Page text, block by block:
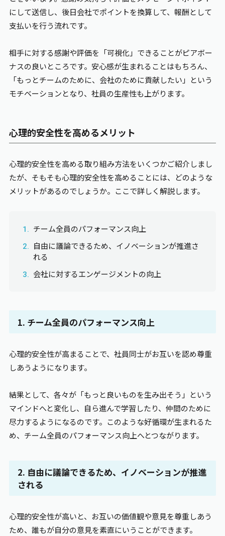
にして送信し、後日会社でポイントを換算して、報酬として
支払いを行う流れです。
相手に対する感謝や評価を「可視化」できることがピアボー
ナスの良いところです。安心感が生まれることはもちろん、
「もっとチームのために、会社のために貢献したい」という
モチベーションとなり、社員の生産性も上がります。
心理的安全性を高めるメリット
心理的安全性を高める取り組み方法をいくつかご紹介しまし
たが、そもそも心理的安全性を高めることには、どのような
メリットがあるのでしょうか。ここで詳しく解説します。
チーム全員のパフォーマンス向上
自由に議論できるため、イノベーションが推進さ
れる
会社に対するエンゲージメントの向上
1. チーム全員のパフォーマンス向上
心理的安全性が高まることで、社員同士がお互いを認め尊重
しあうようになります。
結果として、各々が「もっと良いものを生み出そう」という
マインドへと変化し、自ら進んで学習したり、仲間のために
尽力するようになるのです。このような好循環が生まれるた
め、チーム全員のパフォーマンス向上へとつながります。
2. 自由に議論できるため、イノベーションが推進
される
心理的安全性が高いと、お互いの価値観や意見を尊重しあう
ため、誰もが自分の意見を素直にいうことができます。